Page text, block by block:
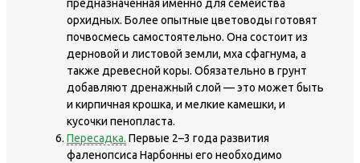
предназначенная именно для семейства
орхидных. Более опытные цветоводы готовят
почвосмесь самостоятельно. Она состоит из
дерновой и листовой земли, мха сфагнума, а
также древесной коры. Обязательно в грунт
добавляют дренажный слой — это может быть
и кирпичная крошка, и мелкие камешки, и
кусочки пенопласта.
Пересадка. Первые 2–3 года развития
фаленопсиса Нарбонны его необходимо